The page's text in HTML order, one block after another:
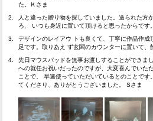
た。Ｋさま
人と違った贈り物を探していました。送られた方
ろ、 いつも身近に置いて頂けると思ったからです
デザインのレイアウ トも良くて、丁寧に作品作
足です。取りあえ ず玄関のカウンターに置いて
先日マウスパッドを無事お渡しすることができま
への就任お祝いだったのですが、大変喜んでいた
ことで、 早速使っていただいているとのことで
てくださり、ありがとうございました。 Sさま